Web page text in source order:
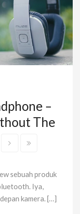
–
The
sebuah produk
Iya,
kamera. […]